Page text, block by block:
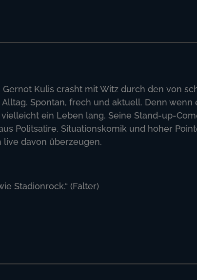
Kulis crasht mit Witz durch den von
Spontan, frech und aktuell. Denn wenn
ein Leben lang. Seine Stand-up-
Politsatire, Situationskomik und hoher
live davon überzeugen.
Stadionrock.“ (Falter)